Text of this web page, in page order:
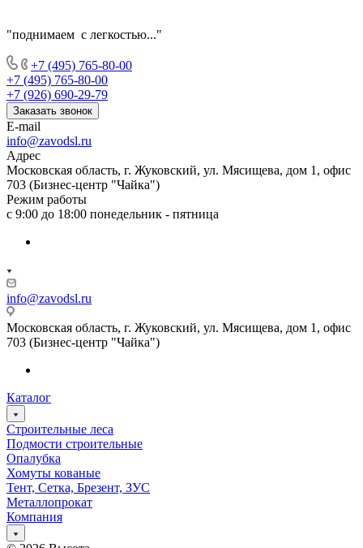
"поднимаем с легкостью..."
+7 (495) 765-80-00
+7 (495) 765-80-00
+7 (926) 690-29-79
Заказать звонок
E-mail
info@zavodsl.ru
Адрес
Московская область, г. Жуковский, ул. Мясищева, дом 1, офис
703 (Бизнес-центр "Чайка")
Режим работы
с 9:00 до 18:00 понедельник - пятница
info@zavodsl.ru
Московская область, г. Жуковский, ул. Мясищева, дом 1, офис
703 (Бизнес-центр "Чайка")
Каталог
Строительные леса
Подмости строительные
Опалубка
Хомуты кованые
Тент, Сетка, Брезент, ЗУС
Металлопрокат
Компания